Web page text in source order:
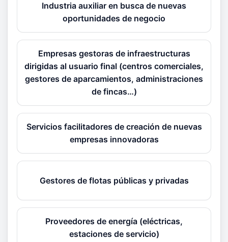
Industria auxiliar en busca de nuevas
oportunidades de negocio
Empresas gestoras de infraestructuras
dirigidas al usuario final (centros comerciales,
gestores de aparcamientos, administraciones
de fincas…)
Servicios facilitadores de creación de nuevas
empresas innovadoras
Gestores de flotas públicas y privadas
Proveedores de energía (eléctricas,
estaciones de servicio)